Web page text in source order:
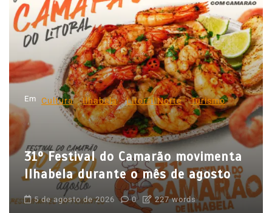
a
ç
o
d
e
P
s
Em Cultura Ilhabela Litoral Norte Turismo
31º Festival do Camarão movimenta
Ilhabela durante o mês de agosto
5 de agosto de 2026 0 227 words